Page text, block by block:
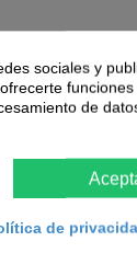
sociales y
de
de